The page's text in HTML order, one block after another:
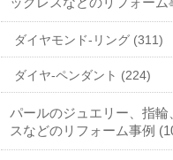
ダイヤモンド-リング (311)
ダイヤ-ペンダント (224)
パールのジュエリー、指輪
スなどのリフォーム事例